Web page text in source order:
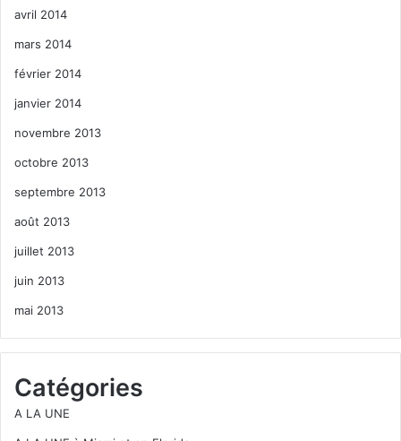
avril 2014
mars 2014
février 2014
janvier 2014
novembre 2013
octobre 2013
septembre 2013
août 2013
juillet 2013
juin 2013
mai 2013
Catégories
A LA UNE